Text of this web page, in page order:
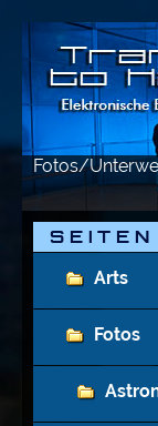
Fotos/
S E I T E N
Arts
Fotos